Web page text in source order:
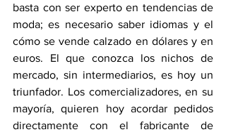
basta con ser experto en tendencias de
moda; es necesario saber idiomas y el
cómo se vende calzado en dólares y en
euros. El que conozca los nichos de
mercado, sin intermediarios, es hoy un
triunfador. Los comercializadores, en su
mayoría, quieren hoy acordar pedidos
directamente con el fabricante de